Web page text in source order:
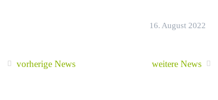
16. August 2022
vorherige News weitere News